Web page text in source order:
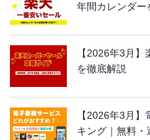
年間カレンダー
【2026年3月
を徹底解説
【2026年3月
キング｜無料